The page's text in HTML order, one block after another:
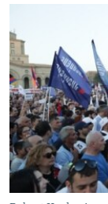
MULTIMEDIA
VIDEO
FOTOQALEREYA
İNFOQRAFIKA
KARIKATURA
RADIO ARXIV
OXU ZALI
AZƏRBAYCAN
İSLAM VƏ
İZ - MƏDƏNIYYƏT
HAQQIMIZDA
MISSIYAMIZ
PEŞƏ ETIKASI VƏ
BIZI IZLƏ